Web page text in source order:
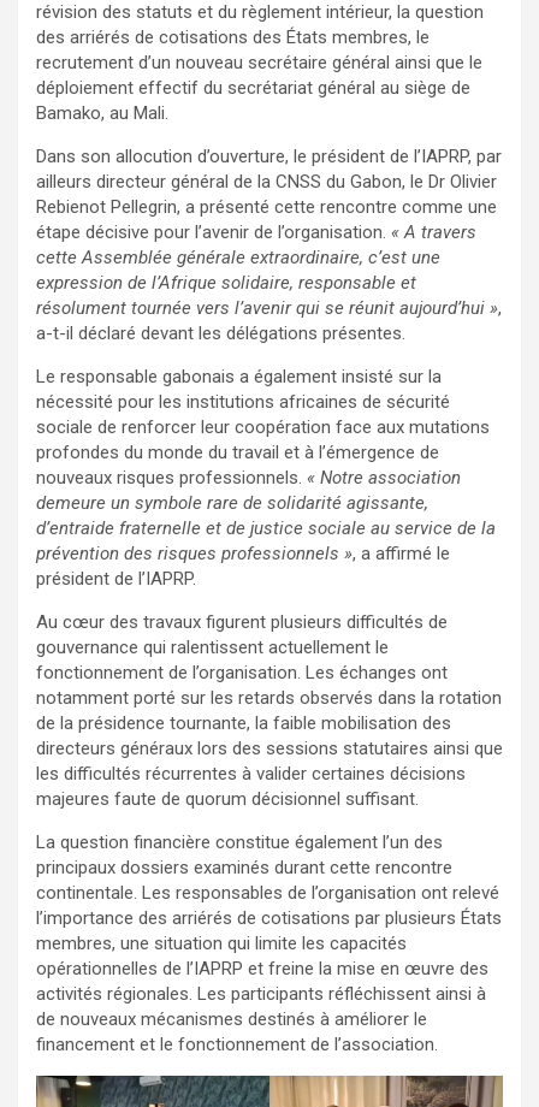
révision des statuts et du règlement intérieur, la question
des arriérés de cotisations des États membres, le
recrutement d’un nouveau secrétaire général ainsi que le
déploiement effectif du secrétariat général au siège de
Bamako, au Mali.
Dans son allocution d’ouverture, le président de l’IAPRP, par
ailleurs directeur général de la CNSS du Gabon, le Dr Olivier
Rebienot Pellegrin, a présenté cette rencontre comme une
étape décisive pour l’avenir de l’organisation. « A travers
cette Assemblée générale extraordinaire, c’est une
expression de l’Afrique solidaire, responsable et
résolument tournée vers l’avenir qui se réunit aujourd’hui »,
a-t-il déclaré devant les délégations présentes.
Le responsable gabonais a également insisté sur la
nécessité pour les institutions africaines de sécurité
sociale de renforcer leur coopération face aux mutations
profondes du monde du travail et à l’émergence de
nouveaux risques professionnels. « Notre association
demeure un symbole rare de solidarité agissante,
d’entraide fraternelle et de justice sociale au service de la
prévention des risques professionnels », a affirmé le
président de l’IAPRP.
Au cœur des travaux figurent plusieurs difficultés de
gouvernance qui ralentissent actuellement le
fonctionnement de l’organisation. Les échanges ont
notamment porté sur les retards observés dans la rotation
de la présidence tournante, la faible mobilisation des
directeurs généraux lors des sessions statutaires ainsi que
les difficultés récurrentes à valider certaines décisions
majeures faute de quorum décisionnel suffisant.
La question financière constitue également l’un des
principaux dossiers examinés durant cette rencontre
continentale. Les responsables de l’organisation ont relevé
l’importance des arriérés de cotisations par plusieurs États
membres, une situation qui limite les capacités
opérationnelles de l’IAPRP et freine la mise en œuvre des
activités régionales. Les participants réfléchissent ainsi à
de nouveaux mécanismes destinés à améliorer le
financement et le fonctionnement de l’association.